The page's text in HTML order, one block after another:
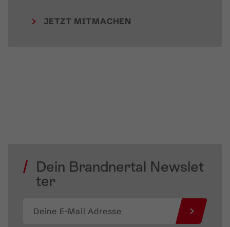
JETZT MITMACHEN
Dein Brandnertal Newslet
ter